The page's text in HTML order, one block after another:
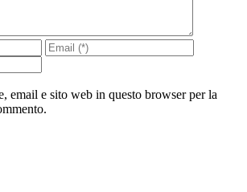
email e sito web in questo browser per la